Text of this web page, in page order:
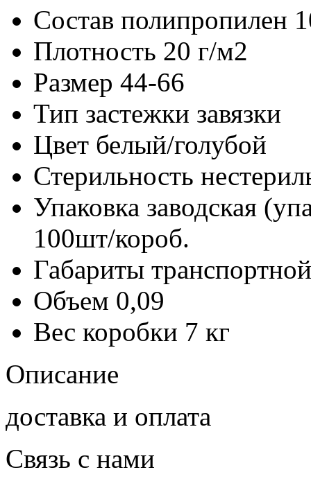
Состав полипропилен
Плотность 20 г/м2
Размер 44-66
Тип застежки завязки
Цвет белый/голубой
Стерильность
Упаковка заводская
100шт/короб.
Габариты
Объем 0,09
Вес коробки 7 кг
Описание
доставка и оплата
Связь с нами